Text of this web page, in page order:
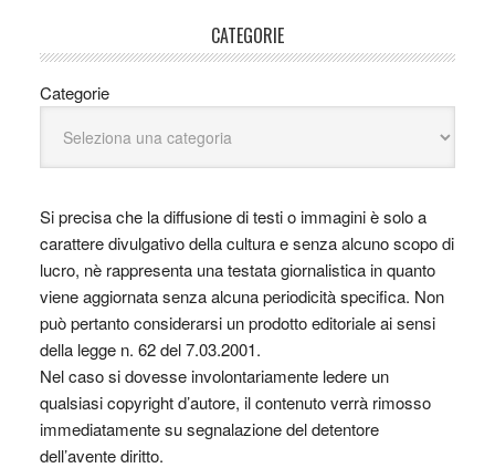
CATEGORIE
Categorie
Si precisa che la diffusione di testi o immagini è solo a
carattere divulgativo della cultura e senza alcuno scopo di
lucro, nè rappresenta una testata giornalistica in quanto
viene aggiornata senza alcuna periodicità specifica. Non
può pertanto considerarsi un prodotto editoriale ai sensi
della legge n. 62 del 7.03.2001.
Nel caso si dovesse involontariamente ledere un
qualsiasi copyright d’autore, il contenuto verrà rimosso
immediatamente su segnalazione del detentore
dell’avente diritto.